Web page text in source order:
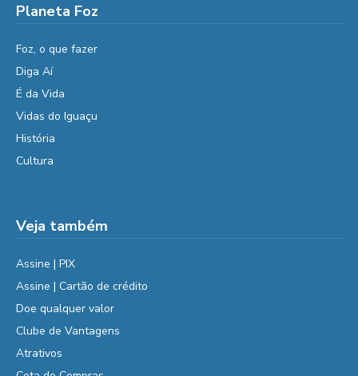
Planeta Foz
Foz, o que fazer
Diga Aí
É da Vida
Vidas do Iguaçu
História
Cultura
Veja também
Assine | PIX
Assine | Cartão de crédito
Doe qualquer valor
Clube de Vantagens
Atrativos